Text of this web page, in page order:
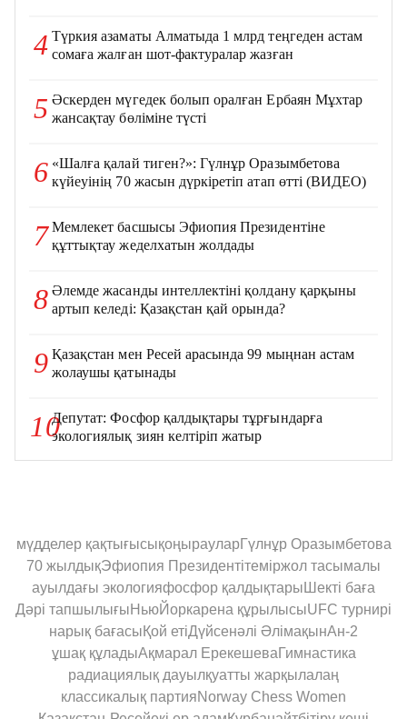
4 Түркия азаматы Алматыда 1 млрд теңгеден астам
сомаға жалған шот-фактуралар жазған
5 Әскерден мүгедек болып оралған Ербаян Мұхтар
жансақтау бөліміне түсті
6 «Шалға қалай тиген?»: Гүлнұр Оразымбетова
күйеуінің 70 жасын дүркіретіп атап өтті (ВИДЕО)
7Мемлекет басшысы Эфиопия Президентіне
құттықтау жеделхатын жолдады
8 Әлемде жасанды интеллектіні қолдану қарқыны
артып келеді: Қазақстан қай орында?
9 Қазақстан мен Ресей арасында 99 мыңнан астам
жолаушы қатынады
10Депутат: Фосфор қалдықтары тұрғындарға
экологиялық зиян келтіріп жатыр
мүдделер қақтығысықоңырауларГүлнұр Оразымбетова
70 жылдықЭфиопия Президентітеміржол тасымалы
ауылдағы экологияфосфор қалдықтары Шекті баға
Дәрі тапшылығы НьюЙоркарена құрылысыUFC турнирі
нарық бағасы Қой етіДүйсенәлі ӘлімақынАн-2
ұшақ құладыАқмарал Ерекешева Гимнастика
радиациялық дауылқуатты жарқылалаң
классикалық партияNorway Chess Women